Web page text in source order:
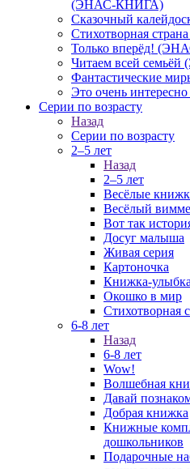
(ЭНАС-КНИГА)
Сказочный
Стихотворная
Только вперёд!
Читаем всей
Фантастические
Это очень
Серии по возрасту
Назад
Серии по возрасту
2–5 лет
Назад
2–5 лет
Весёлые
Весёлый
Вот так
Досуг малыша
Живая серия
Картоночка
Книжка-улыбка
Окошко в мир
Стихотворная
6-8 лет
Назад
6-8 лет
Wow!
Волшебная
Давай
Добрая книжка
Книжные
дошкольников
Подарочные